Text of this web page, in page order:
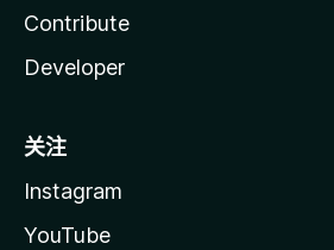
Contribute
Developer
关注
Instagram
YouTube